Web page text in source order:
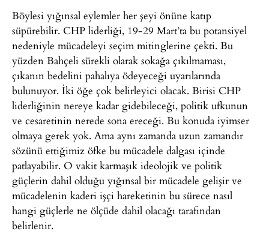
Böylesi yığınsal eylemler her şeyi önüne katıp
süpürebilir. CHP liderliği, 19-29 Mart’ta bu potansiyel
nedeniyle mücadeleyi seçim mitinglerine çekti. Bu
yüzden Bahçeli sürekli olarak sokağa çıkılmaması,
çıkanın bedelini pahalıya ödeyeceği uyarılarında
bulunuyor. İki öğe çok belirleyici olacak. Birisi CHP
liderliğinin nereye kadar gidebileceği, politik ufkunun
ve cesaretinin nerede sona ereceği. Bu konuda iyimser
olmaya gerek yok. Ama aynı zamanda uzun zamandır
sözünü ettiğimiz öfke bu mücadele dalgası içinde
patlayabilir. O vakit karmaşık ideolojik ve politik
güçlerin dahil olduğu yığınsal bir mücadele gelişir ve
mücadelenin kaderi işçi hareketinin bu sürece nasıl
hangi güçlerle ne ölçüde dahil olacağı tarafından
belirlenir.